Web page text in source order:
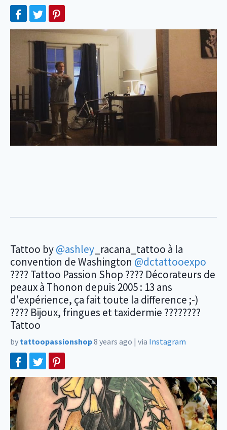
Tattoo by@ashley _racana_tattoo à la
convention de Washington @dctattooexpo
???? Tattoo Passion Shop ???? Décorateurs de
peaux à Thonon depuis 2005 : 13 ans
d'expérience, ça fait toute la difference ;-)
???? Bijoux, fringues et taxidermie ????????
Tattoo
by tattoopassionshop8 years ago | via Instagram